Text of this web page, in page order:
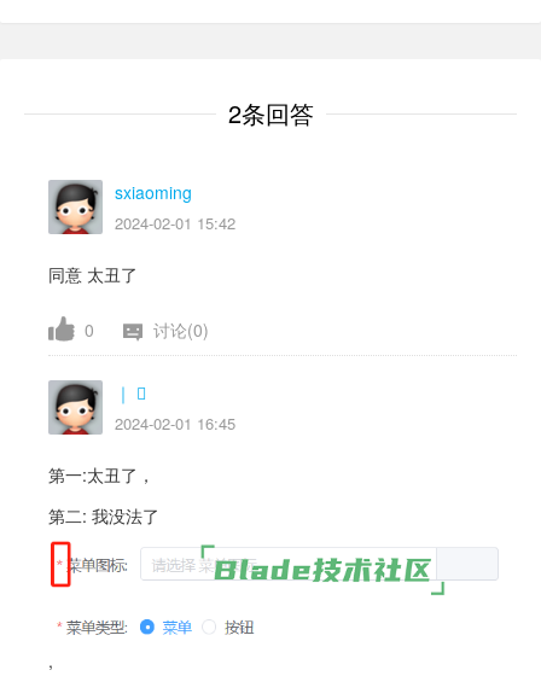
2条回答
sxiaoming
2024-02-01 15:42
同意 太丑了
0 讨论(0)
｜ ⃢
2024-02-01 16:45
第一:太丑了，
第二: 我没法了
,